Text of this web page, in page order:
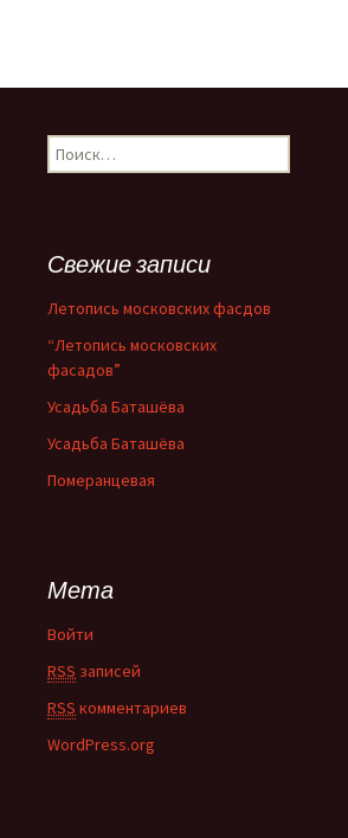
Н
а
:Свежие записи
Летопись московских фасдов
“Летопись московских
фасадов”
Усадьба Баташёва
Усадьба Баташёва
Померанцевая
Мета
Войти
RSS записей
RSS комментариев
WordPress.org